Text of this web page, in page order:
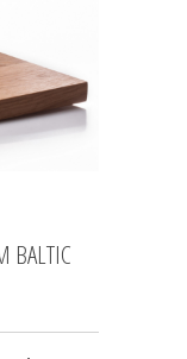
BALTIC